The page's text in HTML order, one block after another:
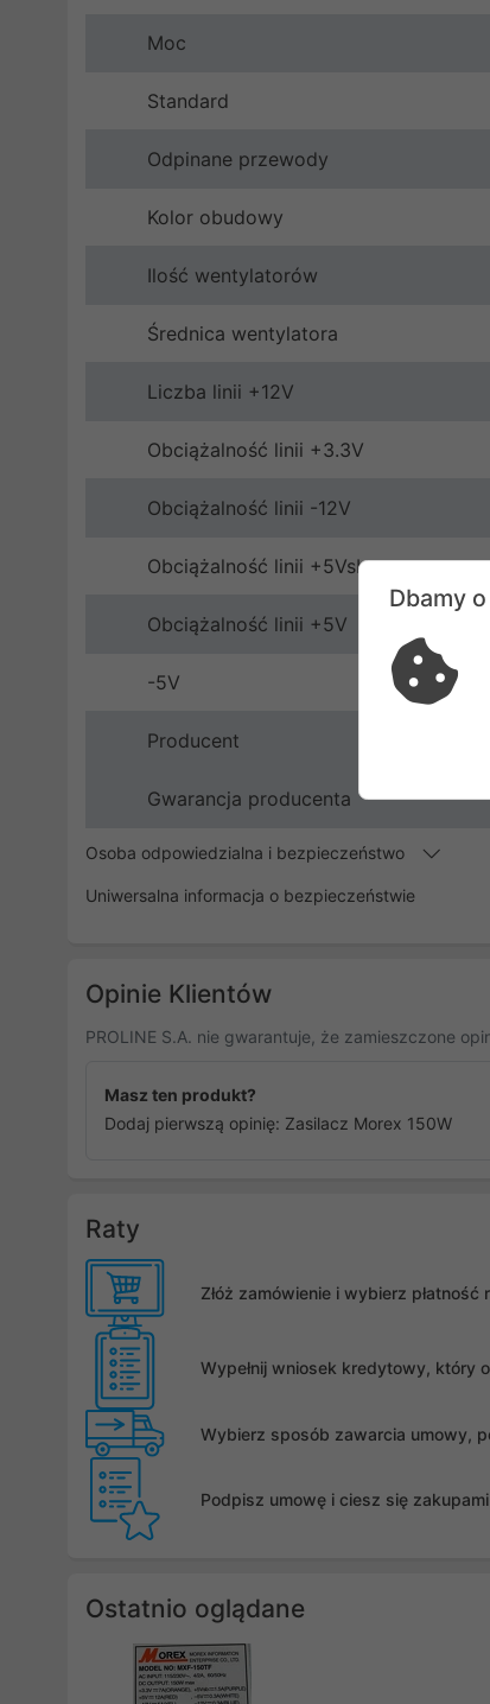
Moc
Standard
Odpinane przewody
Kolor obudowy
Ilość wentylatorów
Średnica wentylatora
Liczba linii +12V
Obciążalność linii +3.3V
Obciążalność linii -12V
Obciążalność linii +5Vsb
Obciążalność linii +5V
-5V
Producent
Gwarancja producenta
Osoba odpowiedzialna i bezpieczeństwo
Uniwersalna informacja o bezpieczeństwie
Opinie Klientów
PROLINE S.A. nie gwarantuje, że zamieszczone
Masz ten produkt?
Dodaj pierwszą opinię: Zasilacz Morex 150W
Raty
Złóż zamówienie i wybierz
Wypełnij wniosek kredytowy, który
Wybierz sposób zawarcia umowy,
Podpisz umowę i ciesz się
Ostatnio oglądane
Dbamy